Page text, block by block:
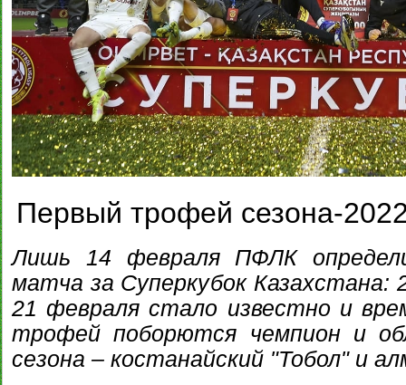
Первый трофей сезона-
Лишь 14 февраля ПФЛК
матча за Суперкубок
21 февраля стало известно и
трофей поборются чемпион и
сезона – костанайский "Тобол" и